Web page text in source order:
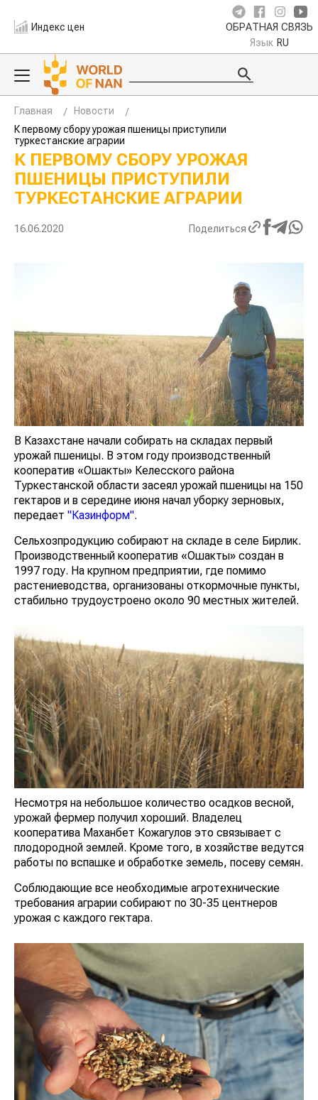
Индекс цен ОБРАТНАЯ СВЯЗЬ
Язык RU
Главная
Новости
К первому сбору урожая пшеницы приступили
туркестанские аграрии
К ПЕРВОМУ СБОРУ УРОЖАЯ
ПШЕНИЦЫ ПРИСТУПИЛИ
ТУРКЕСТАНСКИЕ АГРАРИИ
16.06.2020 Поделиться
В Казахстане начали собирать на складах первый
урожай пшеницы. В этом году производственный
кооператив «Ошакты» Келесского района
Туркестанской области засеял урожай пшеницы на 150
гектаров и в середине июня начал уборку зерновых,
передает "Казинформ".
Сельхозпродукцию собирают на складе в селе Бирлик.
Производственный кооператив «Ошакты» создан в
1997 году. На крупном предприятии, где помимо
растениеводства, организованы откормочные пункты,
стабильно трудоустроено около 90 местных жителей.
Несмотря на небольшое количество осадков весной,
урожай фермер получил хороший. Владелец
кооператива Маханбет Кожагулов это связывает с
плодородной землей. Кроме того, в хозяйстве ведутся
работы по вспашке и обработке земель, посеву семян.
Соблюдающие все необходимые агротехнические
требования аграрии собирают по 30-35 центнеров
урожая с каждого гектара.